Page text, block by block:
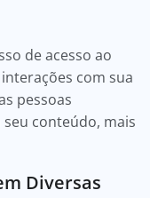
de acesso ao
com sua
pessoas
conteúdo, mais
Diversas